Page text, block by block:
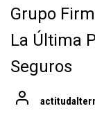
Grupo
La Última
Seguros